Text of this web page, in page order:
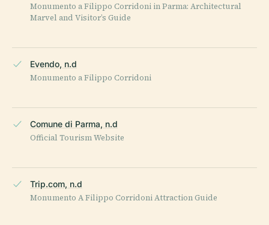
Monumento a Filippo Corridoni in Parma: Architectural
Marvel and Visitor’s Guide
Evendo, n.d
Monumento a Filippo Corridoni
Comune di Parma, n.d
Official Tourism Website
Trip.com, n.d
Monumento A Filippo Corridoni Attraction Guide